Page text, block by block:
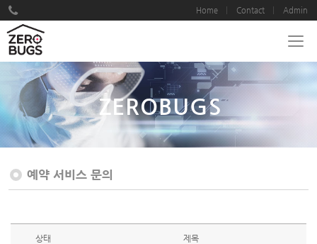
Home Contact Admin
ZEROBUGS
예약 서비스 문의
상태 제목